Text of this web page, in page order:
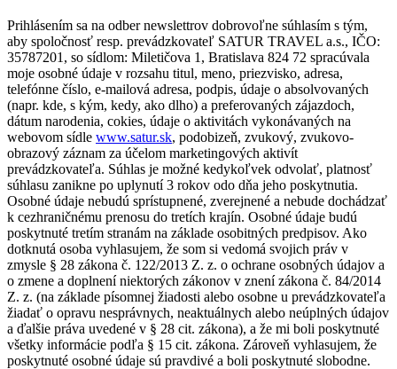
Prihlásením sa na odber newslettrov dobrovoľne súhlasím s tým,
aby spoločnosť resp. prevádzkovateľ SATUR TRAVEL a.s., IČO:
35787201, so sídlom: Miletičova 1, Bratislava 824 72 spracúvala
moje osobné údaje v rozsahu titul, meno, priezvisko, adresa,
telefónne číslo, e-mailová adresa, podpis, údaje o absolvovaných
(napr. kde, s kým, kedy, ako dlho) a preferovaných zájazdoch,
dátum narodenia, cokies, údaje o aktivitách vykonávaných na
webovom sídle www.satur.sk, podobizeň, zvukový, zvukovo-
obrazový záznam za účelom marketingových aktivít
prevádzkovateľa. Súhlas je možné kedykoľvek odvolať, platnosť
súhlasu zanikne po uplynutí 3 rokov odo dňa jeho poskytnutia.
Osobné údaje nebudú sprístupnené, zverejnené a nebude dochádzať
k cezhraničnému prenosu do tretích krajín. Osobné údaje budú
poskytnuté tretím stranám na základe osobitných predpisov. Ako
dotknutá osoba vyhlasujem, že som si vedomá svojich práv v
zmysle § 28 zákona č. 122/2013 Z. z. o ochrane osobných údajov a
o zmene a doplnení niektorých zákonov v znení zákona č. 84/2014
Z. z. (na základe písomnej žiadosti alebo osobne u prevádzkovateľa
žiadať o opravu nesprávnych, neaktuálnych alebo neúplných údajov
a ďalšie práva uvedené v § 28 cit. zákona), a že mi boli poskytnuté
všetky informácie podľa § 15 cit. zákona. Zároveň vyhlasujem, že
poskytnuté osobné údaje sú pravdivé a boli poskytnuté slobodne.